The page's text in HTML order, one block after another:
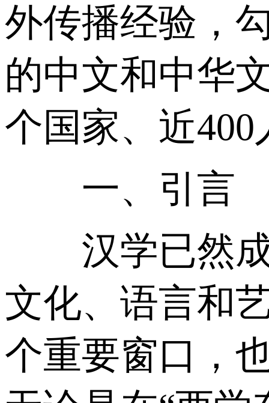
外传播经验，
的中文和中华
个国家、近
一、引言
汉学已然成
文化、语言和
个重要窗口，